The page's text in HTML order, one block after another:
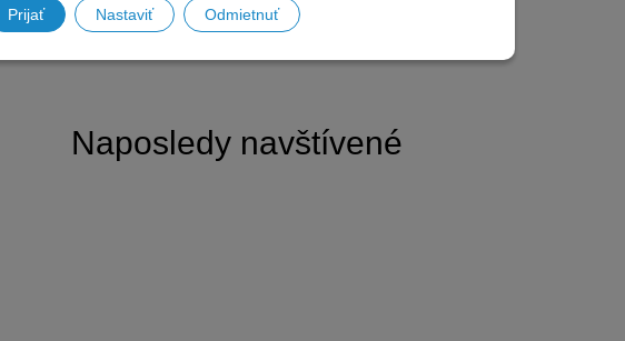
Prijať Nastaviť Odmietnuť
Naposledy navštívené